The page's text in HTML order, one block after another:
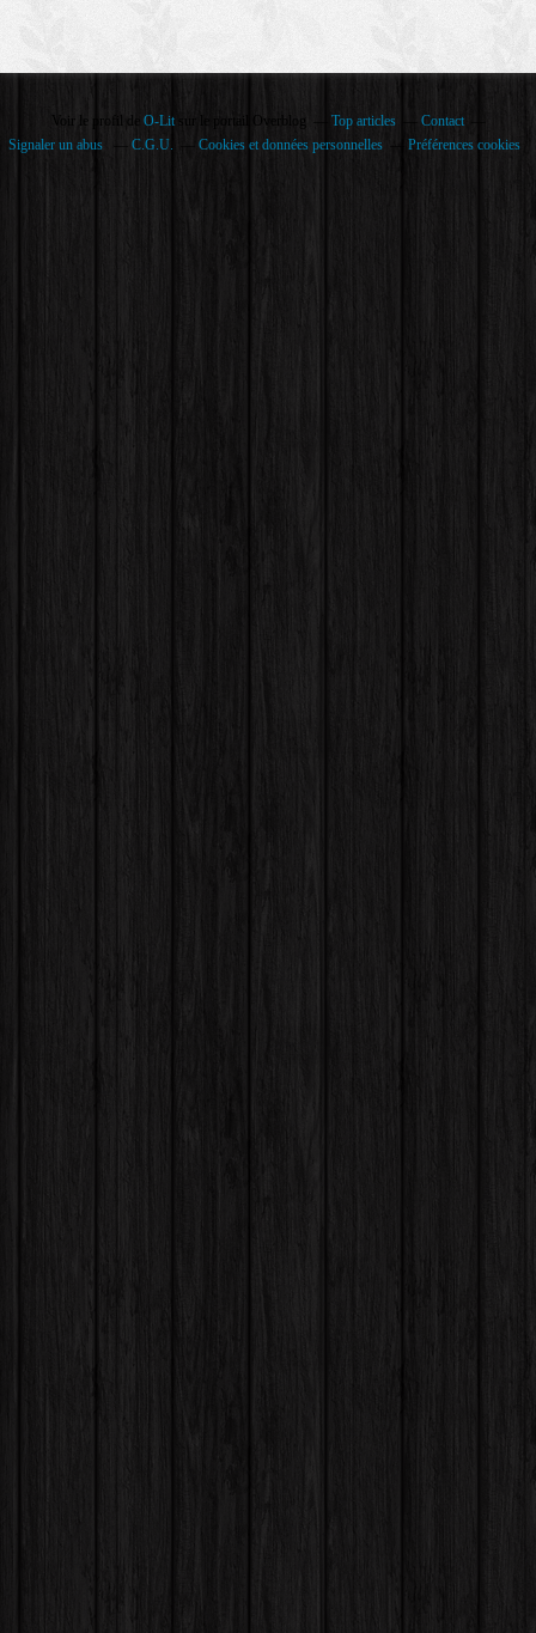
Voir le profil de O-Litsur le portail Overblog Top articles
Contact
Signaler un abus
C.G.U. Cookies et données personnelles Préférences cookies